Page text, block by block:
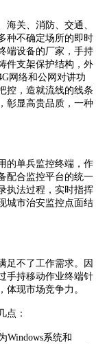
海关、消防、交通、
种不确定场所的即时
端设备的厂家，手持
件支架保护结构，外
网络和公网对讲功
控，造就流线的线条
彰显高贵品质，一种
的单兵监控终端，作
配合监控平台的统一
执法过程，实时指挥
城市治安监控点面结
足不了工作需求。因
手持移动作业终端针
现市场竞争力。
点：
Windows系统和